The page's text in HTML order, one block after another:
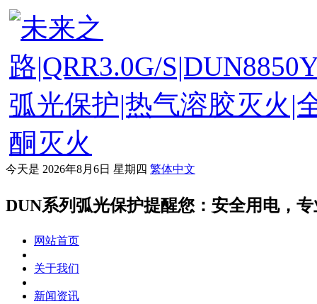
今天是 2026年8月6日 星期四 繁体中文
DUN系列弧光保护提醒您：安全用电，
网站首页
关于我们
新闻资讯